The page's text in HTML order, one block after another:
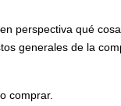
perspectiva qué
generales de la
comprar.